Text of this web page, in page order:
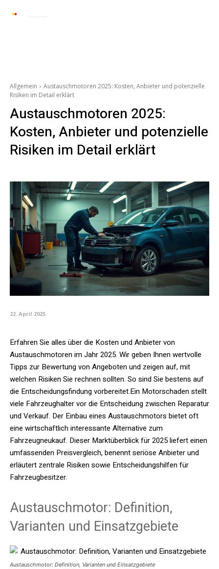
Allgemein
Austauschmotoren 2025: Kosten, Anbieter und potenzielle
Risiken im Detail erklärt
Austauschmotoren 2025:
Kosten, Anbieter und potenzielle
Risiken im Detail erklärt
22. April 2025
Erfahren Sie alles über die Kosten und Anbieter von
Austauschmotoren im Jahr 2025. Wir geben Ihnen wertvolle
Tipps zur Bewertung von Angeboten und zeigen auf, mit
welchen Risiken Sie rechnen sollten. So sind Sie bestens auf
die Entscheidungsfindung vorbereitet.Ein Motorschaden stellt
viele Fahrzeughalter vor die Entscheidung zwischen Reparatur
und Verkauf. Der Einbau eines Austauschmotors bietet oft
eine wirtschaftlich interessante Alternative zum
Fahrzeugneukauf. Dieser Marktüberblick für 2025 liefert einen
umfassenden Preisvergleich, benennt seriöse Anbieter und
erläutert zentrale Risiken sowie Entscheidungshilfen für
Fahrzeugbesitzer.
Austauschmotor: Definition,
Varianten und Einsatzgebiete
Austauschmotor: Definition, Varianten und Einsatzgebiete